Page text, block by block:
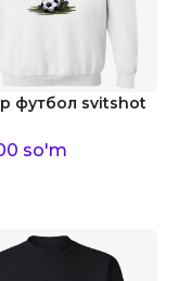
футбол svitshot
so'm